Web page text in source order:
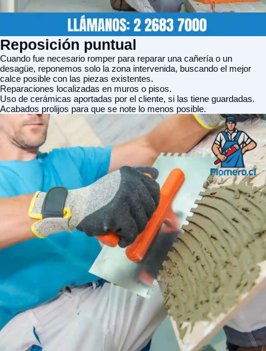
Reposición puntual
Cuando fue necesario romper para reparar una cañería o un
desagüe, reponemos solo la zona intervenida, buscando el mejor
calce posible con las piezas existentes.
Reparaciones localizadas en muros o pisos.
Uso de cerámicas aportadas por el cliente, si las tiene guardadas.
Acabados prolijos para que se note lo menos posible.